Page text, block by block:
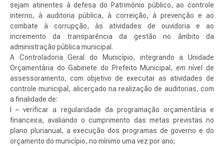
sejam atinentes à defesa do Patrimônio público, ao controle
interno, à auditoria pública, à correição, à prevenção e ao
combate à corrupção, às atividades de ouvidoria e ao
incremento da transparência da gestão no âmbito da
administração pública municipal.
A Controladoria Geral do Município, integrando a Unidade
Orçamentária do Gabinete do Prefeito Municipal, em nível de
assessoramento, com objetivo de executar as atividades de
controle municipal, alicerçado na realização de auditorias, com
a finalidade de:
I – verificar a regularidade da programação orçamentária e
financeira, avaliando o cumprimento das metas previstas no
plano plurianual, a execução dos programas de governo e do
orçamento do município, no mínimo uma vez por ano;